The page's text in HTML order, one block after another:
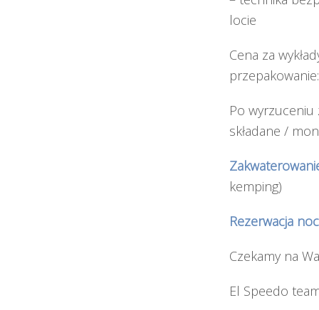
locie
Cena za
Po
składane /
kemping)
Rezerwacja
Czekamy na
El Speedo